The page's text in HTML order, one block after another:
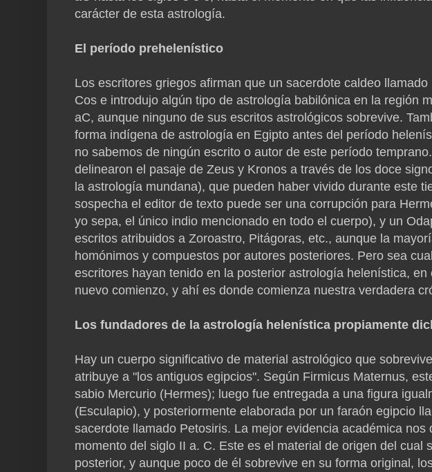
carácter de esta astrología.
El período prehelenístico
Los escritores griegos afirman que un sacerdote caldeo
Cos e introdujo algún tipo de astrología babilónica en la región
aC, aunque ninguno de sus escritos astrológicos sobrevive.
forma indígena de astrología en Egipto antes del período
no sabemos de ningún escrito o autor de este período temprano.
delinearon el pasaje de Zeus y Kronos a través de los doce
la astrología mundana), que pueden haber vivido durante este
sospecha el editor de texto puede ser una corrupción para
yo sepa, el único indio mencionado en todo el cuerpo), y un
escritos atribuidos a Zoroastro, Pitágoras, etc., aunque la
homónimos y compuestos por autores posteriores. Pero sea
escritores hayan tenido en la posterior astrología helenística,
nuevo comienzo, y ahí es donde comienza nuestra verdadera
Los fundadores de la astrología helenística propiamente
Hay un cuerpo significativo de material astrológico que
atribuye a "los antiguos egipcios". Según Firmicus Maternus,
sabio Mercurio (Hermes); luego fue entregada a una figura
(Esculapio), y posteriormente elaborada por un faraón egipcio
sacerdote llamado Petosiris. La mejor evidencia académica
momento del siglo II a. C. Este es el material de origen del cual
posterior, y aunque poco de él sobrevive en su forma original,